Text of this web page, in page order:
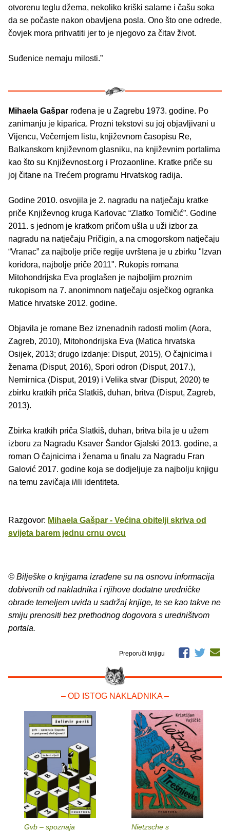
otvorenu teglu džema, nekoliko kriški salame i čašu soka
da se počaste nakon obavljena posla. Ono što one odrede,
čovjek mora prihvatiti jer to je njegovo za čitav život.
Suđenice nemaju milosti.”
Mihaela Gašpar rođena je u Zagrebu 1973. godine. Po
zanimanju je kiparica. Prozni tekstovi su joj objavljivani u
Vijencu, Večernjem listu, književnom časopisu Re,
Balkanskom književnom glasniku, na književnim portalima
kao što su Književnost.org i Prozaonline. Kratke priče su
joj čitane na Trećem programu Hrvatskog radija.
Godine 2010. osvojila je 2. nagradu na natječaju kratke
priče Književnog kruga Karlovac “Zlatko Tomičić”. Godine
2011. s jednom je kratkom pričom ušla u uži izbor za
nagradu na natječaju Pričigin, a na crnogorskom natječaju
“Vranac” za najbolje priče regije uvrštena je u zbirku "Izvan
koridora, najbolje priče 2011". Rukopis romana
Mitohondrijska Eva proglašen je najboljim proznim
rukopisom na 7. anonimnom natječaju osječkog ogranka
Matice hrvatske 2012. godine.
Objavila je romane Bez iznenadnih radosti molim (Aora,
Zagreb, 2010), Mitohondrijska Eva (Matica hrvatska
Osijek, 2013; drugo izdanje: Disput, 2015), O čajnicima i
ženama (Disput, 2016), Spori odron (Disput, 2017.),
Nemirnica (Disput, 2019) i Velika stvar (Disput, 2020) te
zbirku kratkih priča Slatkiš, duhan, britva (Disput, Zagreb,
2013).
Zbirka kratkih priča Slatkiš, duhan, britva bila je u užem
izboru za Nagradu Ksaver Šandor Gjalski 2013. godine, a
roman O čajnicima i ženama u finalu za Nagradu Fran
Galović 2017. godine koja se dodjeljuje za najbolju knjigu
na temu zavičaja i/ili identiteta.
Razgovor: Mihaela Gašpar - Većina obitelji skriva od
svijeta barem jednu crnu ovcu
© Bilješke o knjigama izrađene su na osnovu informacija
dobivenih od nakladnika i njihove dodatne uredničke
obrade temeljem uvida u sadržaj knjige, te se kao takve ne
smiju prenositi bez prethodnog dogovora s uredništvom
portala.
Preporuči knjigu
– OD ISTOG NAKLADNIKA –
Gvb – spoznaja
Nietzsche s